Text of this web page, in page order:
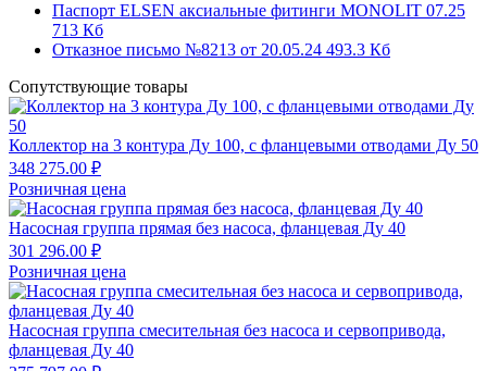
Паспорт ELSEN аксиальные фитинги MONOLIT 07.25
713 Кб
Отказное письмо №8213 от 20.05.24 493.3 Кб
Сопутствующие товары
Коллектор на 3 контура Ду 100, с фланцевыми отводами Ду 50
348 275.00 ₽
Розничная цена
Насосная группа прямая без насоса, фланцевая Ду 40
301 296.00 ₽
Розничная цена
Насосная группа смесительная без насоса и сервопривода,
фланцевая Ду 40